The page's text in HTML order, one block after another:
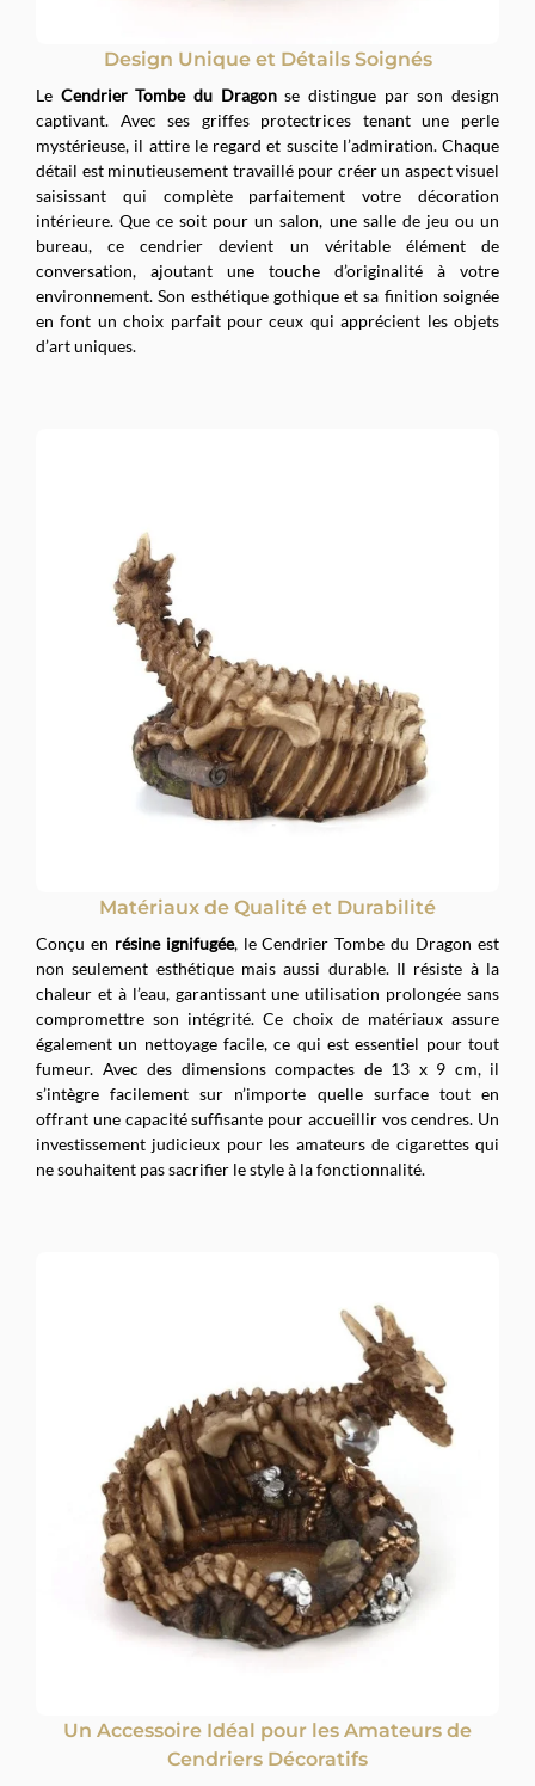
Design Unique et Détails Soignés
Le Cendrier Tombe du Dragonse distingue par son design
captivant. Avec ses griffes protectrices tenant une perle
mystérieuse, il attire le regard et suscite l’admiration. Chaque
détail est minutieusement travaillé pour créer un aspect visuel
saisissant qui complète parfaitement votre décoration
intérieure. Que ce soit pour un salon, une salle de jeu ou un
bureau, ce cendrier devient un véritable élément de
conversation, ajoutant une touche d’originalité à votre
environnement. Son esthétique gothique et sa finition soignée
en font un choix parfait pour ceux qui apprécient les objets
d’art uniques.
Matériaux de Qualité et Durabilité
Conçu en résine ignifugée, le Cendrier Tombe du Dragon est
non seulement esthétique mais aussi durable. Il résiste à la
chaleur et à l’eau, garantissant une utilisation prolongée sans
compromettre son intégrité. Ce choix de matériaux assure
également un nettoyage facile, ce qui est essentiel pour tout
fumeur. Avec des dimensions compactes de 13 x 9 cm, il
s’intègre facilement sur n’importe quelle surface tout en
offrant une capacité suffisante pour accueillir vos cendres. Un
investissement judicieux pour les amateurs de cigarettes qui
ne souhaitent pas sacrifier le style à la fonctionnalité.
Un Accessoire Idéal pour les Amateurs de
Cendriers Décoratifs